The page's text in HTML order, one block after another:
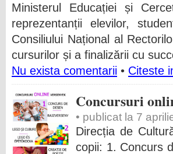
Ministerul Educației și
reprezentanții elevilor,
Consiliului Național al
cursurilor și a finalizării cu
Nu exista comentarii • Citeste
Concursuri
• publicat la 7
Direcția de
copii: 1. Concurs